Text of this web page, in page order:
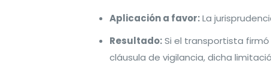
Aplicación a favor:La
Resultado:Si el transportista
cláusula de vigilancia, dicha